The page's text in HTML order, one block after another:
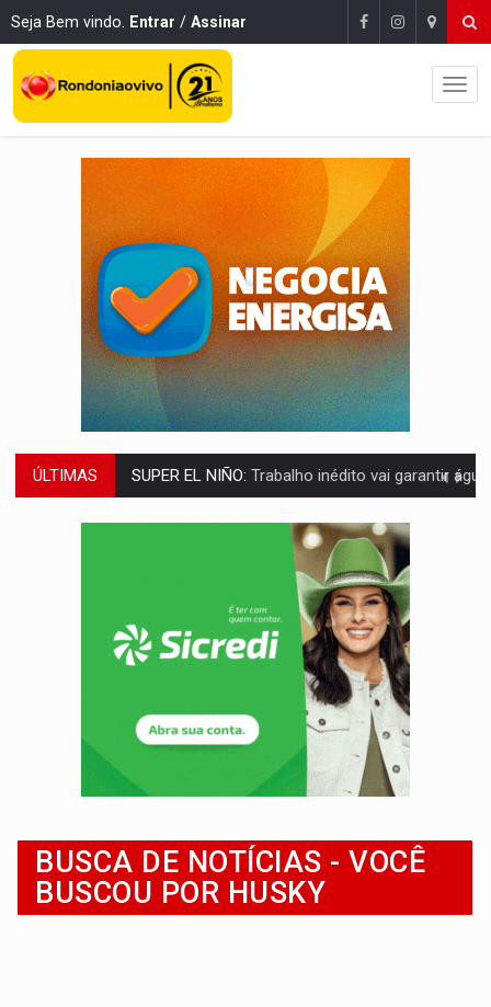
Seja Bem vindo. Entrar / Assinar
ÚLTIMAS
Identificadas as cinco vítimas de acidente na BR-364,
BRASIL CONTRA O CRIME: Acusado de guardar armas de facção é preso com
Sobe para cinco o número de mortos em colisão entre carreta e
TRANSPORTE DE ARROZ:MPF assegura cumprimento da legislação sobre transporte
DEEPFAKE: Sancionada lei contra violência sexual infantil na
COLEGIADO:Brasil e Rússia discutem energia nuclear, defesa e
URGENTE:Colisão entre caminhão e carro deixa quatro mortos e um em
ENCONTRO:Amazônia Negra ganha projeção nacional com participação de
TRAFICANTE PRESO:Operação Brasil Contra o Crime apreende quase meia
BUSCA DE NOTÍCIAS - VOCÊ
BUSCOU POR HUSKY